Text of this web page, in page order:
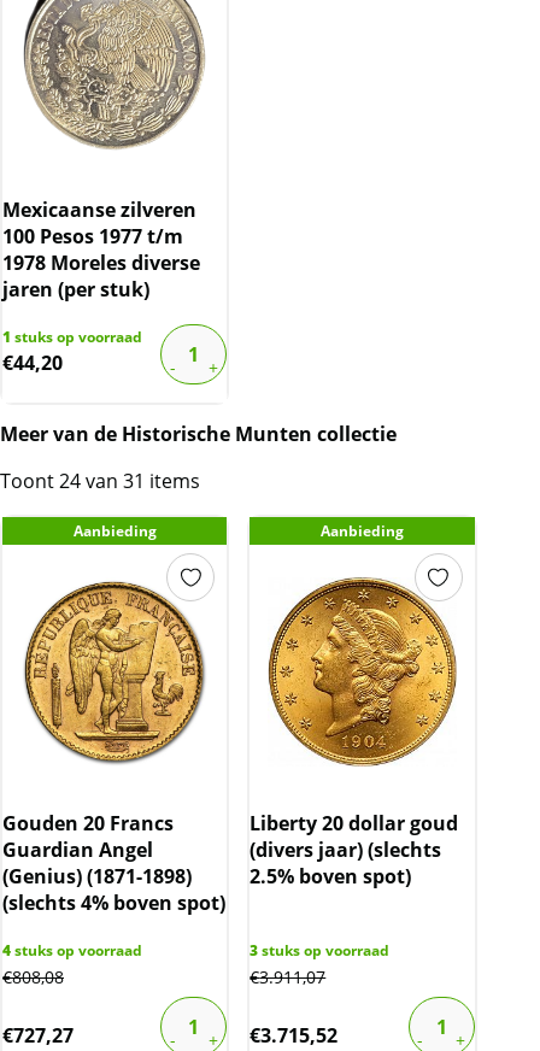
Mexicaanse zilveren
100 Pesos 1977 t/m
1978 Moreles diverse
jaren (per stuk)
1 stuks op voorraad
€44,20
Meer van de Historische Munten collectie
Toont 24 van 31 items
Aanbieding
Gouden 20 Francs
Guardian Angel
(Genius) (1871-1898)
(slechts 4% boven spot)
4stuks op voorraad
€808,08
€727,27
Aanbieding
Liberty 20 dollar goud
(divers jaar) (slechts
2.5% boven spot)
3stuks op voorraad
€3.911,07
€3.715,52